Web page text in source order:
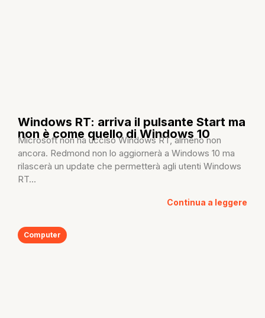
Windows RT: arriva il pulsante Start ma
non è come quello di Windows 10
Microsoft non ha ucciso Windows RT, almeno non
ancora. Redmond non lo aggiornerà a Windows 10 ma
rilascerà un update che permetterà agli utenti Windows
RT...
Continua a leggere
Computer